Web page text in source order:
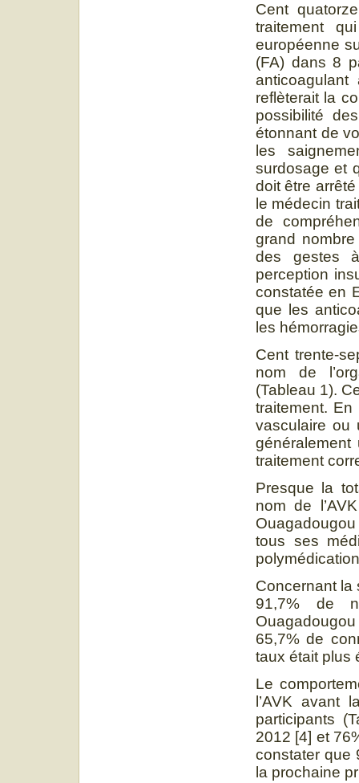
Cent
traitement
européenne
(FA) dans 8
reflèterait la
possibilité
étonnant de
les
surdosage et
doit être
le médecin
de
grand
des gestes
perception
constatée en
que les
les
Cent trente-
nom de
(Tableau 1).
traitement.
vasculaire ou
traitement
Presque la
nom de
tous ses
Concernant la
91,7% de
65,7% de
taux était plus
Le
l’AVK avant
participants
2012 [4] et
constater que
la prochaine